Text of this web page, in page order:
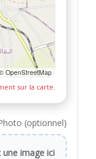
OpenStreetMap
sur la carte.
(optionnel)
une image ici